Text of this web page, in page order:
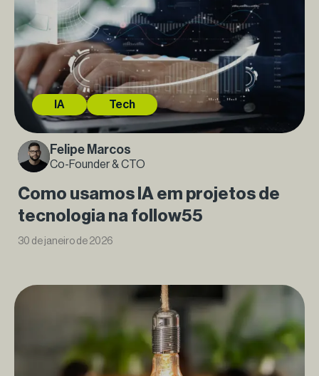
IA Tech
Felipe Marcos
Co-Founder & CTO
Como usamos IA em projetos de
tecnologia na follow55
30 de janeiro de 2026